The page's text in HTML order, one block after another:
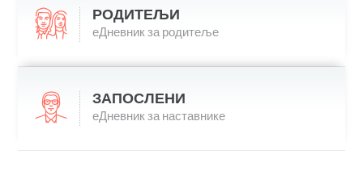
РОДИТЕЉИ
еДневник за родитеље
ЗАПОСЛЕНИ
еДневник за наставнике